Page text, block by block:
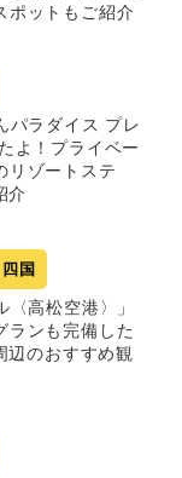
ポットもご紹介
パラダイス プレ
よ！プライベー
リゾートステ
介
国
〈高松空港〉」
ランも完備した
辺のおすすめ観